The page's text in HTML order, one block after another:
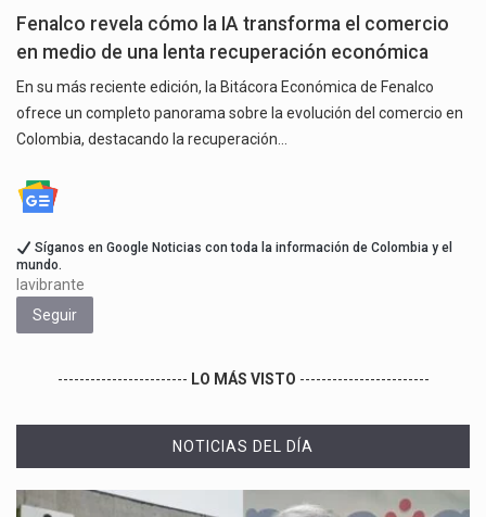
Fenalco revela cómo la IA transforma el comercio
en medio de una lenta recuperación económica
En su más reciente edición, la Bitácora Económica de Fenalco
ofrece un completo panorama sobre la evolución del comercio en
Colombia, destacando la recuperación…
Síganos en Google Noticias con toda la información de Colombia y el
mundo.
lavibrante
Seguir
------------------------ LO MÁS VISTO ------------------------
NOTICIAS DEL DÍA